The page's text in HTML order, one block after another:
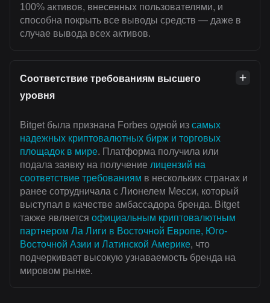
100% активов, внесенных пользователями, и
способна покрыть все выводы средств — даже в
случае вывода всех активов.
Соответствие требованиям высшего
уровня
Bitget была признана Forbes одной из самых
надежных криптовалютных бирж и торговых
площадок в мире. Платформа получила или
подала заявку на получение лицензий на
соответствие требованиям в нескольких странах и
ранее сотрудничала с Лионелем Месси, который
выступал в качестве амбассадора бренда. Bitget
также является официальным криптовалютным
партнером Ла Лиги в Восточной Европе, Юго-
Восточной Азии и Латинской Америке, что
подчеркивает высокую узнаваемость бренда на
мировом рынке.